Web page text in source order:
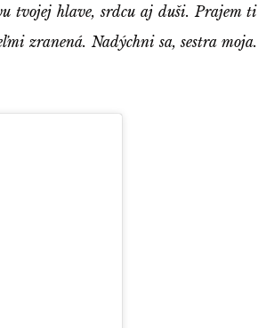
tvojej hlave, srdcu aj duši. Prajem ti
zranená. Nadýchni sa, sestra moja.